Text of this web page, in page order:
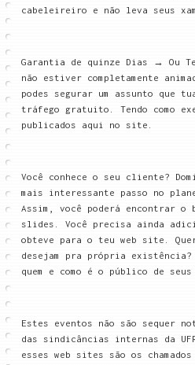
cabeleireiro e não leva seus
Garantia de quinze Dias → Ou
não estiver completamente
podes segurar um assunto que
tráfego gratuito. Tendo como
publicados aqui no site.
Você conhece o seu cliente?
mais interessante passo no
Assim, você poderá encontrar
slides. Você precisa ainda
obteve para o teu web site.
desejam pra própria
quem e como é o público de
Estes eventos não são sequer
das sindicâncias internas da
esses web sites são os